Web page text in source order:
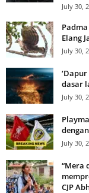
July 30,
Elang
July 30,
dasar
July 30,
July 30,
“Mera
CJP